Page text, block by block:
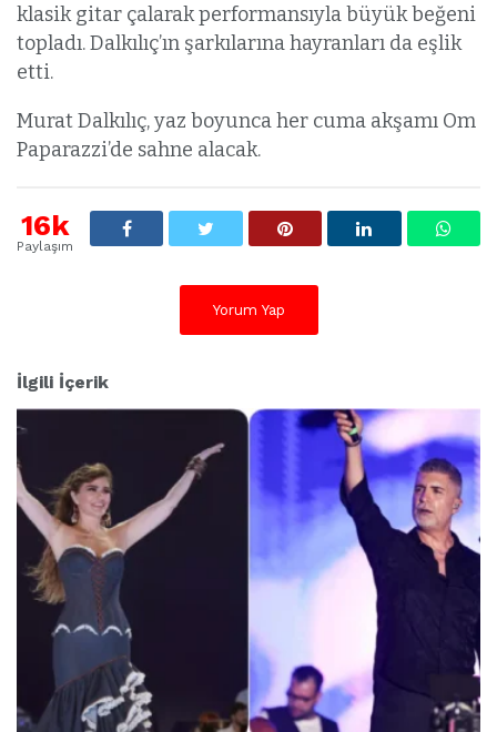
klasik gitar çalarak performansıyla büyük beğeni
topladı. Dalkılıç’ın şarkılarına hayranları da eşlik
etti.
Murat Dalkılıç, yaz boyunca her cuma akşamı Om
Paparazzi’de sahne alacak.
16k
Paylaşım
Yorum Yap
İlgili İçerik